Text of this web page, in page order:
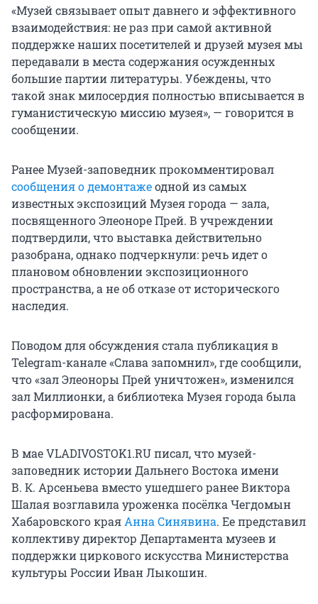
«Музей связывает опыт давнего и эффективного
взаимодействия: не раз при самой активной
поддержке наших посетителей и друзей музея мы
передавали в места содержания осужденных
большие партии литературы. Убеждены, что
такой знак милосердия полностью вписывается в
гуманистическую миссию музея», — говорится в
сообщении.
Ранее Музей-заповедник прокомментировал
сообщения о демонтажеодной из самых
известных экспозиций Музея города — зала,
посвященного Элеоноре Прей. В учреждении
подтвердили, что выставка действительно
разобрана, однако подчеркнули: речь идет о
плановом обновлении экспозиционного
пространства, а не об отказе от исторического
наследия.
Поводом для обсуждения стала публикация в
Telegram-канале «Слава запомнил», где сообщили,
что «зал Элеоноры Прей уничтожен», изменился
зал Миллионки, а библиотека Музея города была
расформирована.
В мае VLADIVOSTOK1.RU писал, что музей-
заповедник истории Дальнего Востока имени
В. К. Арсеньева вместо ушедшего ранее Виктора
Шалая возглавила уроженка посёлка Чегдомын
Хабаровского краяАнна Синявина. Ее представил
коллективу директор Департамента музеев и
поддержки циркового искусства Министерства
культуры России Иван Лыкошин.